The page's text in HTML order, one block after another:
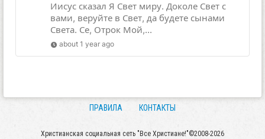
Иисус сказал Я Свет миру. Доколе Свет с
вами, веруйте в Свет, да будете сынами
Света. Се, Отрок Мой,...
about 1 year ago
ПРАВИЛА КОНТАКТЫ
Христианская социальная сеть "Все Христиане!"©2008-2026